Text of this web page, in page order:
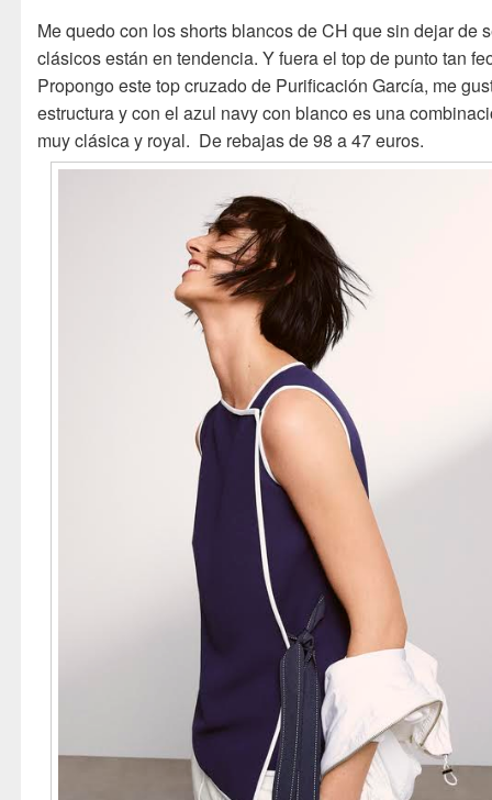
Me quedo con los shorts blancos de CH que sin dejar de
clásicos están en tendencia. Y fuera el top de punto tan
Propongo este top cruzado de Purificación García, me
estructura y con el azul navy con blanco es una
muy clásica y royal. De rebajas de 98 a 47 euros.